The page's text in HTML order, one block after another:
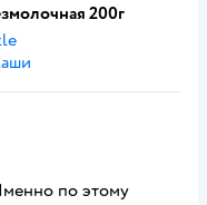
200г
по этому